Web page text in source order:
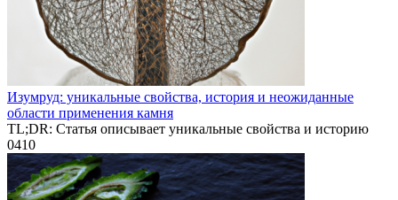
Изумруд: уникальные свойства, история и неожиданные
области применения камня
TL;DR: Статья описывает уникальные свойства и историю
0410